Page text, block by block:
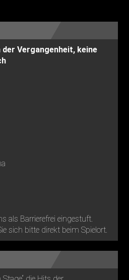
Vergangenheit, keine
als Barrierefrei eingestuft.
sich bitte direkt beim Spielort.